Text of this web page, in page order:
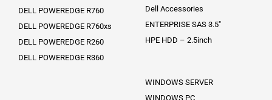
DELL POWEREDGE R760
DELL POWEREDGE R760xs
DELL POWEREDGE R260
DELL POWEREDGE R360
Dell Accessories
ENTERPRISE SAS 3.5″
HPE HDD – 2.5inch
WINDOWS SERVER
WINDOWS PC